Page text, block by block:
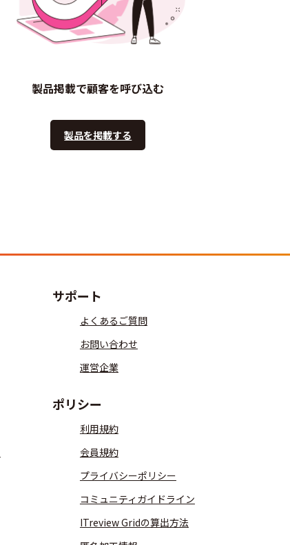
製品掲載で顧客を呼び込む
製品を掲載する
サポート
よくあるご質問
お問い合わせ
運営企業
ポリシー
利用規約
会員規約
プライバシーポリシー
コミュニティガイドライン
ITreview Gridの算出方法